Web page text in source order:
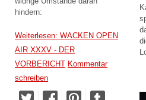
hindern:
Weiterlesen: WACKEN OPEN
AIR XXXV - DER
VORBERICHT Kommentar
schreiben